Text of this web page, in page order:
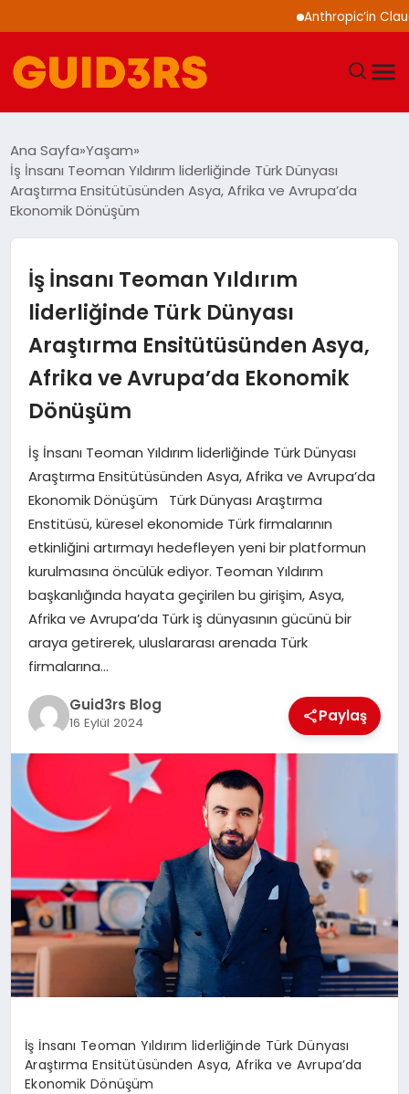
Anthropic’in Claude
YAŞAM
SPOR
SAĞLIK
EKONOMI
MAGAZIN
EĞITIM
Ana Sayfa Yaşam
İş İnsanı Teoman Yıldırım liderliğinde Türk Dünyası
Araştırma Ensitütüsünden Asya, Afrika ve Avrupa’da
Ekonomik Dönüşüm
İş İnsanı Teoman Yıldırım
liderliğinde Türk Dünyası
Araştırma Ensitütüsünden Asya,
Afrika ve Avrupa’da Ekonomik
Dönüşüm
İş İnsanı Teoman Yıldırım liderliğinde Türk Dünyası
Araştırma Ensitütüsünden Asya, Afrika ve Avrupa’da
Ekonomik Dönüşüm Türk Dünyası Araştırma
Enstitüsü, küresel ekonomide Türk firmalarının
etkinliğini artırmayı hedefleyen yeni bir platformun
kurulmasına öncülük ediyor. Teoman Yıldırım
başkanlığında hayata geçirilen bu girişim, Asya,
Afrika ve Avrupa’da Türk iş dünyasının gücünü bir
araya getirerek, uluslararası arenada Türk
firmalarına…
Guid3rs Blog
16 Eylül 2024 Paylaş
İş İnsanı Teoman Yıldırım liderliğinde Türk Dünyası
Araştırma Ensitütüsünden Asya, Afrika ve Avrupa’da
Ekonomik Dönüşüm